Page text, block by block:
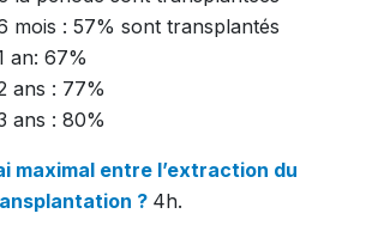
mois : 57% sont transplantés
an: 67%
ans : 77%
ans : 80%
maximal entre l’extraction du
? 4h.